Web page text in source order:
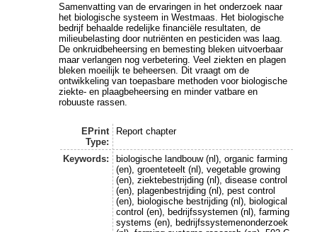
Samenvatting van de ervaringen in het onderzoek naar
het biologische systeem in Westmaas. Het biologische
bedrijf behaalde redelijke financiële resultaten, de
milieubelasting door nutriënten en pesticiden was laag.
De onkruidbeheersing en bemesting bleken uitvoerbaar
maar verlangen nog verbetering. Veel ziekten en plagen
bleken moeilijk te beheersen. Dit vraagt om de
ontwikkeling van toepasbare methoden voor biologische
ziekte- en plaagbeheersing en minder vatbare en
robuuste rassen.
EPrint
Type:
Report chapter
Keywords:
biologische landbouw (nl), organic farming
(en), groenteteelt (nl), vegetable growing
(en), ziektebestrijding (nl), disease control
(en), plagenbestrijding (nl), pest control
(en), biologische bestrijding (nl), biological
control (en), bedrijfssystemen (nl), farming
systems (en), bedrijfssystemenonderzoek